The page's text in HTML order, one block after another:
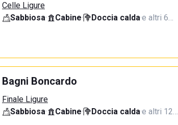
Celle Ligure
Sabbiosa· Cabine· Doccia calda·e altri 6…
Bagni Boncardo
Finale Ligure
Sabbiosa· Cabine· Doccia calda·e altri 12…